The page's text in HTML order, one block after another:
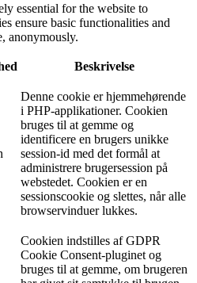
essential for the website to
ensure basic functionalities and
anonymously.
Beskrivelse
Denne cookie er hjemmehørende
i PHP-applikationer. Cookien
bruges til at gemme og
identificere en brugers unikke
session-id med det formål at
administrere brugersession på
webstedet. Cookien er en
sessionscookie og slettes, når alle
browservinduer lukkes.
Cookien indstilles af GDPR
Cookie Consent-pluginet og
bruges til at gemme, om brugeren